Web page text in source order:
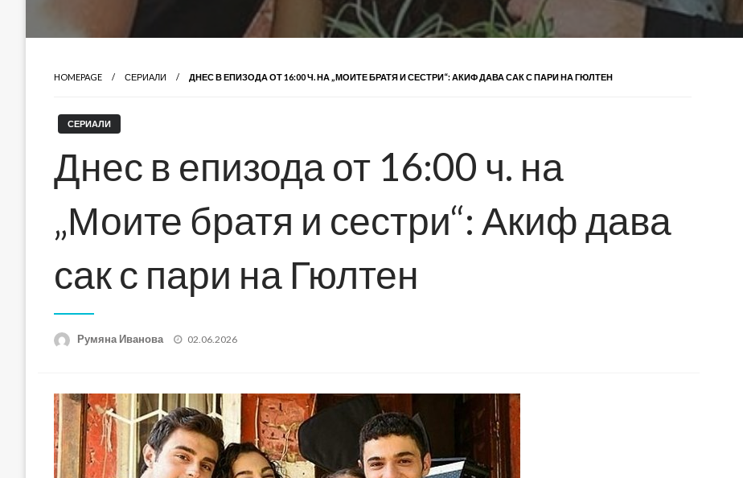
HOMEPAGE СЕРИАЛИ ДНЕС В ЕПИЗОДА ОТ 16:00 Ч. НА „МОИТЕ БРАТЯ И СЕСТРИ“: АКИФ ДАВА САК С ПАРИ НА ГЮЛТЕН
СЕРИАЛИ
Днес в епизода от 16:00 ч. на
„Моите братя и сестри“: Акиф дава
сак с пари на Гюлтен
Румяна Иванова
Posted
02.06.2026